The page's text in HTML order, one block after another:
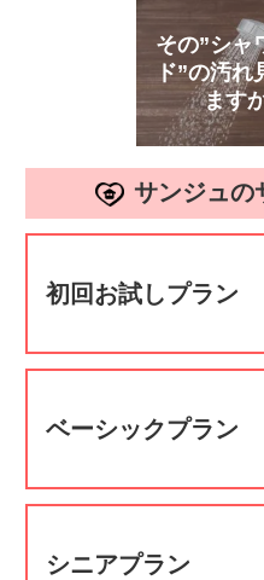
その”シャ
ド”の汚れ
ます
サンジュの
初回お試しプラン
ベーシックプラン
シニアプラン